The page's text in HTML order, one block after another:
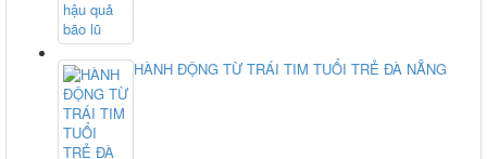
HÀNH ĐỘNG TỪ TRÁI TIM TUỔI TRẺ ĐÀ NẴNG